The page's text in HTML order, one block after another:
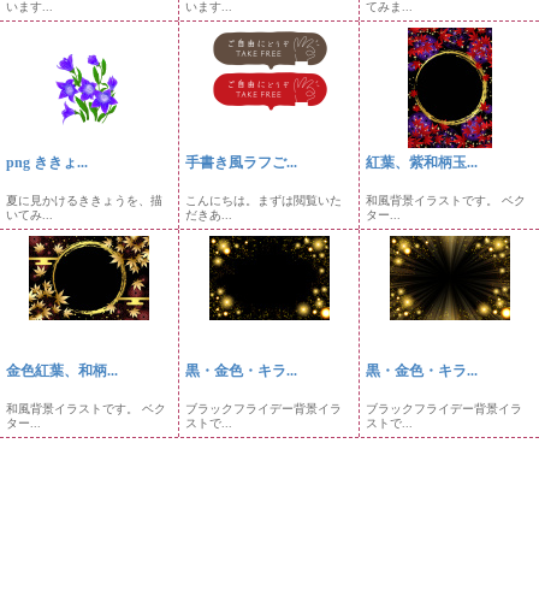
います...
います...
てみま...
png ききょ...
夏に見かけるききょうを、描
いてみ...
手書き風ラフご...
こんにちは。まずは閲覧いた
だきあ...
紅葉、紫和柄玉...
和風背景イラストです。 ベク
ター...
金色紅葉、和柄...
和風背景イラストです。 ベク
ター...
黒・金色・キラ...
ブラックフライデー背景イラ
ストで...
黒・金色・キラ...
ブラックフライデー背景イラ
ストで...